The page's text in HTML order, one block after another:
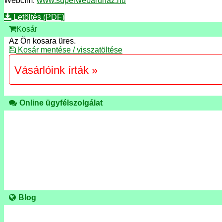
Letöltés (PDF)
Kosár
Az Ön kosara üres.
Kosár mentése / visszatöltése
Vásárlóink írták »
Online ügyfélszolgálat
Blog